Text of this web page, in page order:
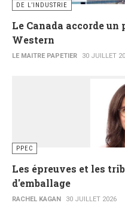
DE L’INDUSTRIE
Le Canada accorde
Western
LE MAITRE PAPETIER 30 JUILLET
PPEC
Les épreuves et les
d'emballage
RACHEL KAGAN 30 JUILLET 2026